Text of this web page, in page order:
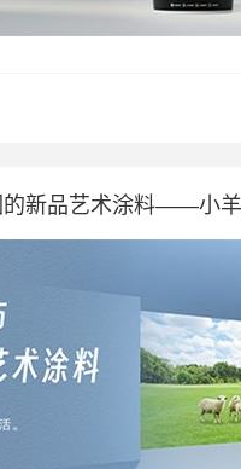
的新品艺术涂料——小